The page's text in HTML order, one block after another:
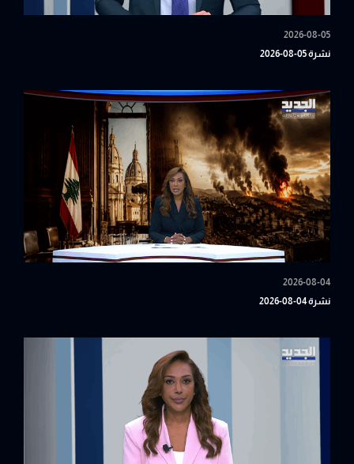
2026-08-05
نشرة 05-08-2026
2026-08-04
نشرة 04-08-2026